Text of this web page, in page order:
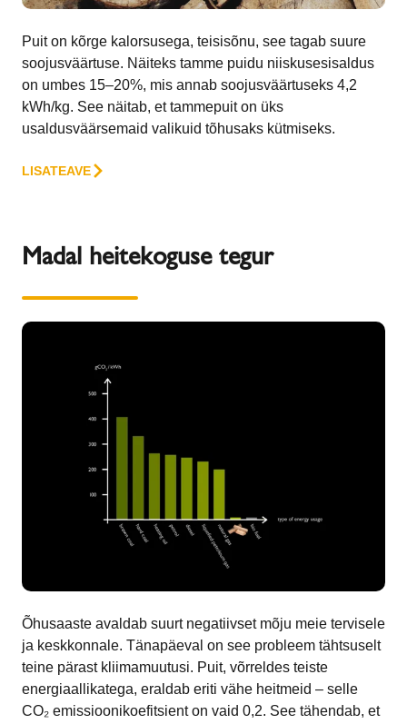
Puit on kõrge kalorsusega, teisisõnu, see tagab suure
soojusväärtuse. Näiteks tamme puidu niiskusesisaldus
on umbes 15–20%, mis annab soojusväärtuseks 4,2
kWh/kg. See näitab, et tammepuit on üks
usaldusväärsemaid valikuid tõhusaks kütmiseks.
LISATEAVE
Madal heitekoguse tegur
Õhusaaste avaldab suurt negatiivset mõju meie tervisele
ja keskkonnale. Tänapäeval on see probleem tähtsuselt
teine pärast kliimamuutusi. Puit, võrreldes teiste
energiaallikatega, eraldab eriti vähe heitmeid – selle
CO₂ emissioonikoefitsient on vaid 0,2. See tähendab, et